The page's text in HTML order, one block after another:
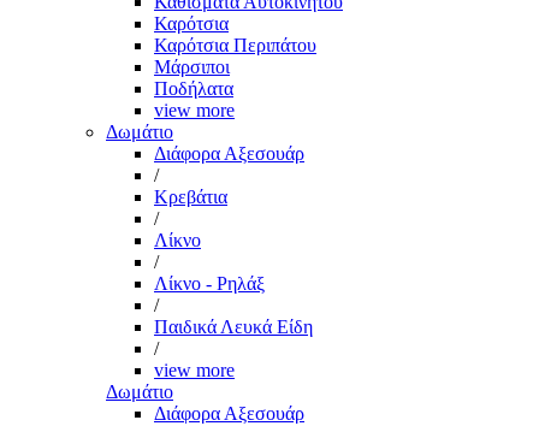
Καρότσια
Καρότσια Περιπάτου
Μάρσιποι
Ποδήλατα
view more
Δωμάτιο
Διάφορα Αξεσουάρ
/
Κρεβάτια
/
Λίκνο
/
Λίκνο - Ρηλάξ
/
Παιδικά Λευκά Είδη
/
view more
Δωμάτιο
Διάφορα Αξεσουάρ